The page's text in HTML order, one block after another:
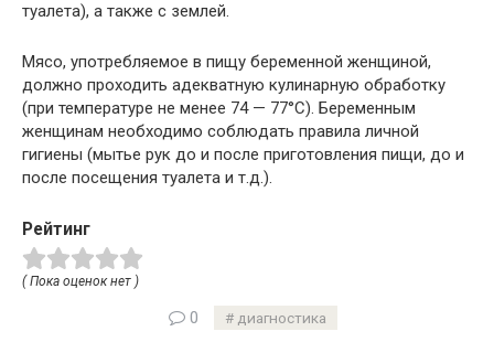
туалета), а также с землей.
Мясо, употребляемое в пищу беременной женщиной,
должно проходить адекватную кулинарную обработку
(при температуре не менее 74 — 77°C). Беременным
женщинам необходимо соблюдать правила личной
гигиены (мытье рук до и после приготовления пищи, до и
после посещения туалета и т.д.).
Рейтинг
( Пока оценок нет )
0 диагностика